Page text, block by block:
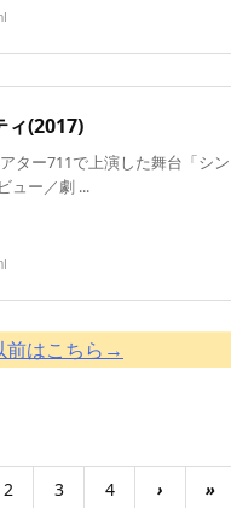
ィ(2017)
ター711で上演した舞台「シン
ュー／劇 ...
前はこちら→
2 3 4 › »